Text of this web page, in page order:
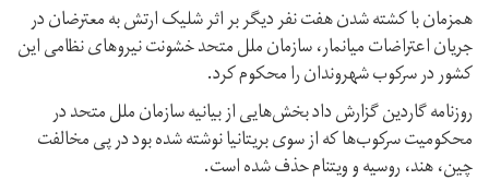
همزمان با کشته شدن هفت نفر دیگر بر اثر شلیک ارتش به معترضان در
جریان اعتراضات میانمار، سازمان ملل متحد خشونت نیروهای نظامی این
کشور در سرکوب شهروندان را محکوم کرد.
روزنامه گاردین گزارش داد بخش‌هایی از بیانیه سازمان ملل متحد در
محکومیت سرکوب‌ها که از سوی بریتانیا نوشته شده بود در پی مخالفت
چین،‌ هند، روسیه و ویتنام حذف شده است.